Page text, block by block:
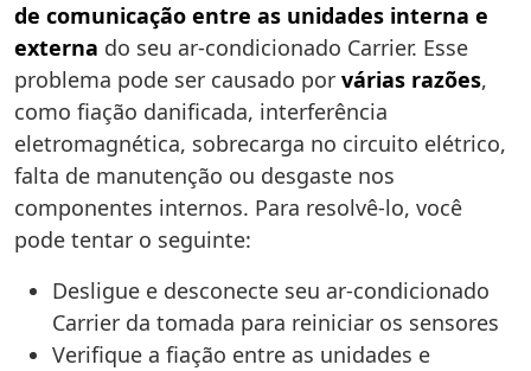
de comunicação entre as unidades interna e
externa do seu ar-condicionado Carrier. Esse
problema pode ser causado por várias razões,
como fiação danificada, interferência
eletromagnética, sobrecarga no circuito elétrico,
falta de manutenção ou desgaste nos
componentes internos. Para resolvê-lo, você
pode tentar o seguinte:
Desligue e desconecte seu ar-condicionado
Carrier da tomada para reiniciar os sensores
Verifique a fiação entre as unidades e